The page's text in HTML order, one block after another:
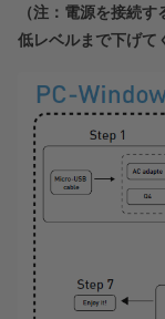
（注：電源を接続
低レベルまで下げて